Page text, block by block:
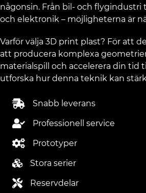
någonsin. Från bil- och
och elektronik – möjligheterna är
Varför välja 3D print plast? För att
att producera komplexa
materialspill och accelerera din tid
utforska hur denna teknik kan
Snabb leverans
Professionell service
Prototyper
Stora serier
Reservdelar